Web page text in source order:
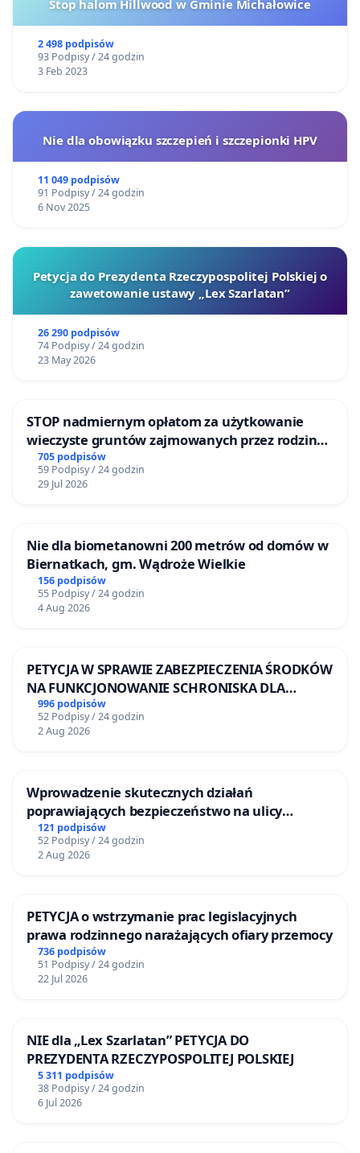
Stop halom Hillwood w Gminie Michałowice
2 498 podpisów
93 Podpisy / 24 godzin
3 Feb 2023
Nie dla obowiązku szczepień i szczepionki HPV
11 049 podpisów
91 Podpisy / 24 godzin
6 Nov 2025
Petycja do Prezydenta Rzeczypospolitej Polskiej o
zawetowanie ustawy „Lex Szarlatan”
26 290 podpisów
74 Podpisy / 24 godzin
23 May 2026
STOP nadmiernym opłatom za użytkowanie
wieczyste gruntów zajmowanych przez rodzinne
ogrody działkowe.
705 podpisów
59 Podpisy / 24 godzin
29 Jul 2026
Nie dla biometanowni 200 metrów od domów w
Biernatkach, gm. Wądroże Wielkie
156 podpisów
55 Podpisy / 24 godzin
4 Aug 2026
PETYCJA W SPRAWIE ZABEZPIECZENIA ŚRODKÓW
NA FUNKCJONOWANIE SCHRONISKA DLA
BEZDOMNYCH ZWIERZĄT W SKARYSZEWIE
996 podpisów
52 Podpisy / 24 godzin
2 Aug 2026
Wprowadzenie skutecznych działań
poprawiających bezpieczeństwo na ulicy
Żeromskiego w Otwocku
121 podpisów
52 Podpisy / 24 godzin
2 Aug 2026
PETYCJA o wstrzymanie prac legislacyjnych
prawa rodzinnego narażających ofiary przemocy
736 podpisów
51 Podpisy / 24 godzin
22 Jul 2026
NIE dla „Lex Szarlatan” PETYCJA DO
PREZYDENTA RZECZYPOSPOLITEJ POLSKIEJ
5 311 podpisów
38 Podpisy / 24 godzin
6 Jul 2026